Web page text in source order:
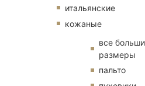
итальянские
кожаные
все
размеры
пальто